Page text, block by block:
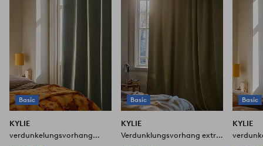
Basic
KYLIE
verdunkelungsvorhang
Basic
KYLIE
Verdunklungsvorhang extra
Basic
KYLIE